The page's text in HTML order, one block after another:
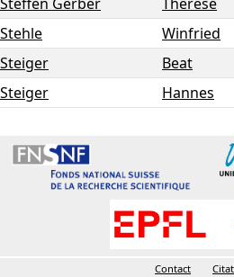
Stehle
Winfried
Steiger
Beat
Steiger
Hannes
Contact